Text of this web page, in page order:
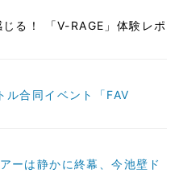
る！ 「V-RAGE」体験レポ
合同イベント「FAV
ーは静かに終幕、今池壁ド